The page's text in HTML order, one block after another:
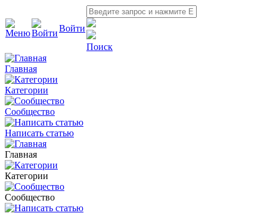
Войти
Поиск
Главная
Категории
Сообщество
Написать статью
Главная
Категории
Сообщество